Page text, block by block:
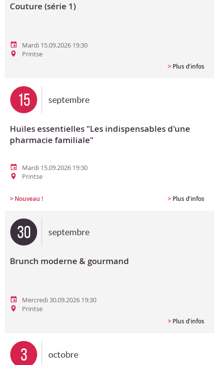
Couture (série 1)
Mardi 15.09.2026 19:30
Printse
> Plus d'infos
15 septembre
Huiles essentielles "Les indispensables d'une
pharmacie familiale"
Mardi 15.09.2026 19:30
Printse
> Nouveau ! > Plus d'infos
30 septembre
Brunch moderne & gourmand
Mercredi 30.09.2026 19:30
Printse
> Plus d'infos
3 octobre